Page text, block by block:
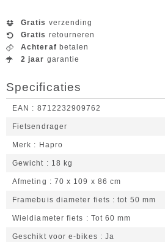
Gratis verzending
Gratis retourneren
Achteraf betalen
2 jaar garantie
Specificaties
EAN 8712232909762
Fietsendrager
Merk Hapro
Gewicht 18 kg
Afmeting 70 x 109 x 86 cm
Framebuis diameter fiets tot 50 mm
Wieldiameter fiets Tot 60 mm
Geschikt voor e-bikes Ja